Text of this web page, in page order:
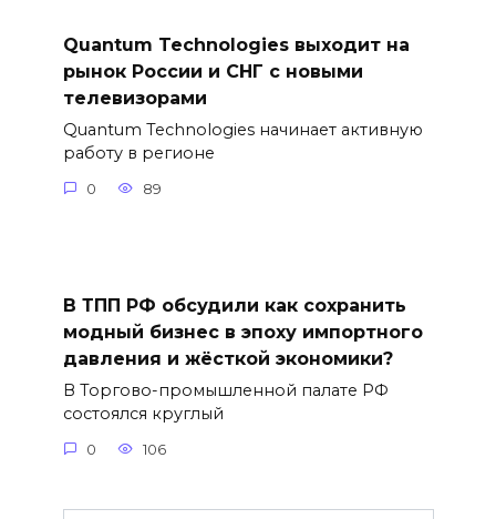
Quantum Technologies выходит на
рынок России и СНГ с новыми
телевизорами
Quantum Technologies начинает активную
работу в регионе
0 89
В ТПП РФ обсудили как сохранить
модный бизнес в эпоху импортного
давления и жёсткой экономики?
В Торгово-промышленной палате РФ
состоялся круглый
0 106